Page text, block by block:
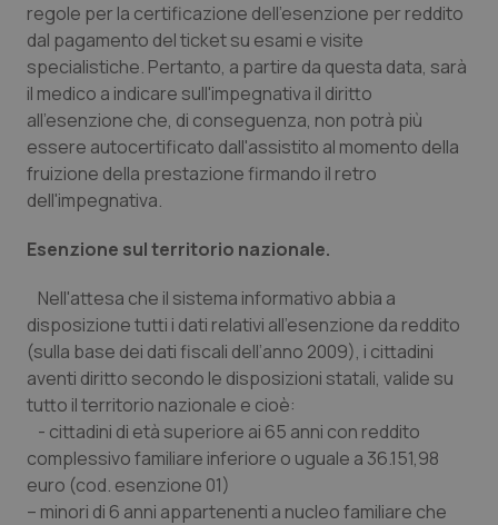
Campania
Emilia-Romagna
Friuli Venezia Giulia
Lazio
Lombardia
Marche
Molise
Piemonte
Car-T
Colesterolo & coronaropatie
Dermatite Atopica
Diabete & glucometri
Dolore
Donna & Salute
Epatiti
HIV
regole per la certificazione dell’esenzione per reddito
dal pagamento del ticket su esami e visite
specialistiche. Pertanto, a partire da questa data, sarà
il medico a indicare sull'impegnativa il diritto
all'esenzione che, di conseguenza, non potrà più
essere autocertificato dall'assistito al momento della
fruizione della prestazione firmando il retro
dell'impegnativa.
Esenzione sul territorio nazionale.
Nell'attesa che il sistema informativo abbia a
disposizione tutti i dati relativi all'esenzione da reddito
(sulla base dei dati fiscali dell’anno 2009), i cittadini
aventi diritto secondo le disposizioni statali, valide su
tutto il territorio nazionale e cioè:
- cittadini di età superiore ai 65 anni con reddito
complessivo familiare inferiore o uguale a 36.151,98
euro (cod. esenzione 01)
– minori di 6 anni appartenenti a nucleo familiare che